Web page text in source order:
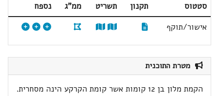
סטטוס תקנון תשריט ממ"ג
נספח
אישור/תוקף
מטרת התוכנית
הקמת מלון בן 12 קומות אשר קומת הקרקע הינה מסחרית.